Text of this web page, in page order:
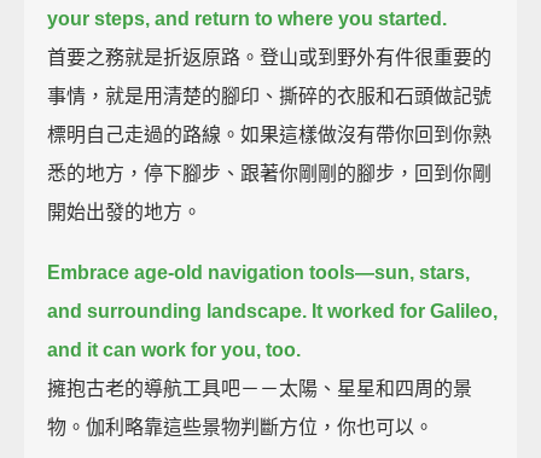
your steps, and return to where you started.
首要之務就是折返原路。登山或到野外有件很重要的
事情，就是用清楚的腳印、撕碎的衣服和石頭做記號
標明自己走過的路線。如果這樣做沒有帶你回到你熟
悉的地方，停下腳步、跟著你剛剛的腳步，回到你剛
開始出發的地方。
Embrace age-old navigation tools—sun, stars,
and surrounding landscape. It worked for Galileo,
and it can work for you, too.
擁抱古老的導航工具吧－－太陽、星星和四周的景
物。伽利略靠這些景物判斷方位，你也可以。